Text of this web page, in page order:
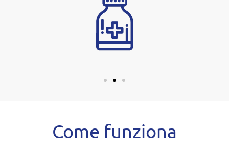
Come funziona